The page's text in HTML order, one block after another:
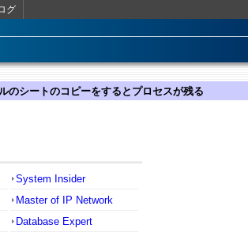
グ
のシートのコピーをするとプロセスが残る
System Insider
Master of IP Network
Database Expert